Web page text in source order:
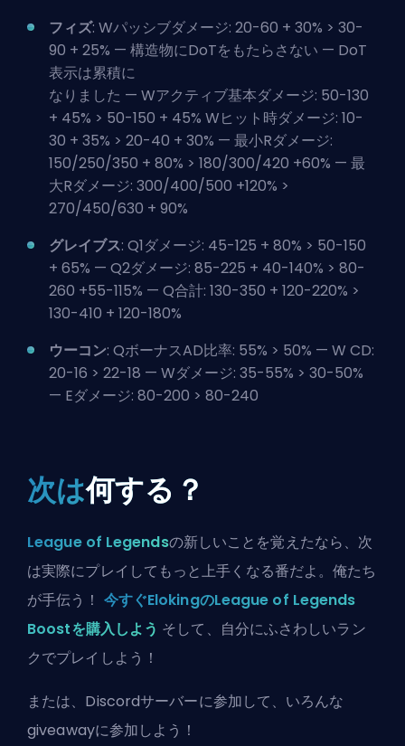
フィズ: Wパッシブダメージ: 20-60 + 30% > 30-
90 + 25% — 構造物にDoTをもたらさない — DoT
表示は累積に
なりました — Wアクティブ基本ダメージ: 50-130
+ 45% > 50-150 + 45% Wヒット時ダメージ: 10-
30 + 35% > 20-40 + 30% — 最小Rダメージ:
150/250/350 + 80% > 180/300/420 +60% — 最
大Rダメージ: 300/400/500 +120% >
270/450/630 + 90%
グレイブス: Q1ダメージ: 45-125 + 80% > 50-150
+ 65% — Q2ダメージ: 85-225 + 40-140% > 80-
260 +55-115% — Q合計: 130-350 + 120-220% >
130-410 + 120-180%
ウーコン: QボーナスAD比率: 55% > 50% — W CD:
20-16 > 22-18 — Wダメージ: 35-55% > 30-50%
— Eダメージ: 80-200 > 80-240
次は何する？
League of Legendsの新しいことを覚えたなら、次
は実際にプレイしてもっと上手くなる番だよ。俺たち
が手伝う！ 今すぐElokingのLeague of Legends
Boostを購入しよう そして、自分にふさわしいラン
クでプレイしよう！
または、 Discordサーバーに参加して、いろんな
giveawayに参加しよう！